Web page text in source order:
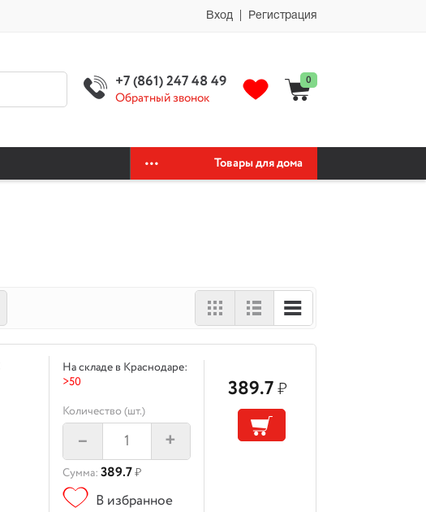
автохимии автохимия официальный сайт автохимии автохимия официальный
Вход | Регистрация
+7 (861) 247 48 49
Обратный звонок
0
Товары для дома
На складе в Краснодаре:
>50
Количество (шт.)
– +
Сумма: 389.7₽
В избранное
389.7₽